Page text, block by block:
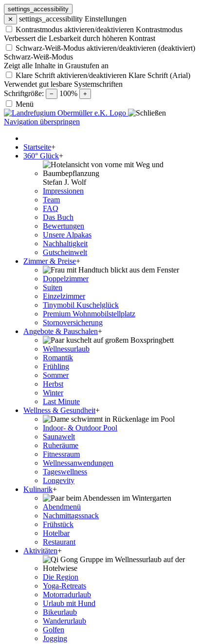
settings_accessibility
✕
settings_accessibility Einstellungen
Kontrastmodus aktivieren/deaktivieren Kontrastmodus
Verbessert die Lesbarkeit durch höheren Kontrast
Schwarz-Weiß-Modus aktivieren/deaktivieren (deaktiviert)
Schwarz-Weiß-Modus
Zeigt alle Inhalte in Graustufen an
Klare Schrift aktivieren/deaktivieren Klare Schrift (Arial)
Verwendet gut lesbare Systemschriften
Schriftgröße:
− 100% +
Menü
Navigation überspringen
Startseite+
360° Glück+
Stefan J. Wolf
Impressionen
Team
FAQ
Das Buch
Bewertungen
Unsere Alpakas
Nachhaltigkeit
Gutscheinwelt
Zimmer & Preise+
Doppelzimmer
Suiten
Einzelzimmer
Tinymobil Kuschelglück
Premium Wohnmobilstellplatz
Stornoversicherung
Angebote & Pauschalen+
Wellnessurlaub
Romantik
Frühling
Sommer
Herbst
Winter
Last Minute
Wellness & Gesundheit+
Indoor- & Outdoor Pool
Saunawelt
Ruheräume
Fitnessraum
Wellness­anwendungen
Tageswellness
Longevity
Kulinarik+
Abendmenü
Nachmittagssnack
Frühstück
Hotelbar
Restaurant
Aktivitäten+
Die Region
Yoga-Retreats
Motorradurlaub
Urlaub mit Hund
Bikeurlaub
Wanderurlaub
Golfen
Jogging